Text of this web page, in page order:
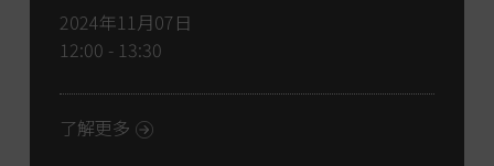
2024年11月07日
12:00 - 13:30
了解更多